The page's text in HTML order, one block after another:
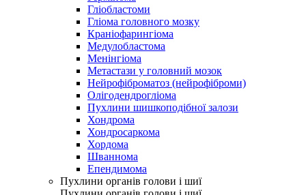
Гліобластоми
Гліома головного мозку
Краніофарингіома
Медулобластома
Менінгіома
Метастази у головний мозок
Нейрофіброматоз (нейрофіброми)
Олігодендрогліома
Пухлини шишкоподібної залози
Хондрома
Хондросаркома
Хордома
Шваннома
Епендимома
Пухлини органів голови і шиї